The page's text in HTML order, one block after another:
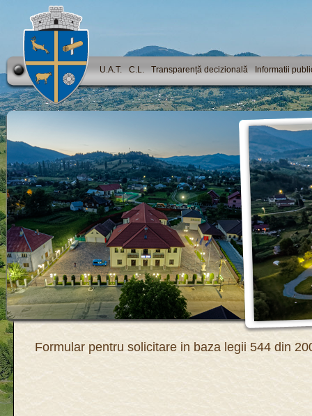
U.A.T. C.L. Transparență decizională Informatii
Formular pentru solicitare in baza legii 544 din